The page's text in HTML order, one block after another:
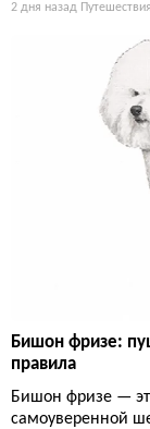
2 дня назад Путешествия
Бишон фризе:
правила
Бишон фризе —
самоуверенной